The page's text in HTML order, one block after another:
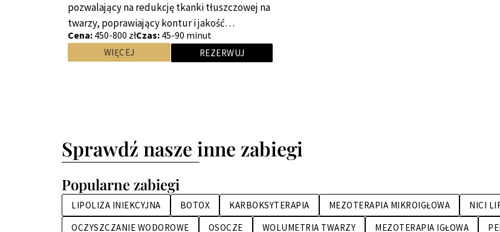
pozwalający na redukcję tkanki tłuszczowej na
twarzy, poprawiający kontur i jakość…
Cena: 450-800 złCzas: 45-90 minut
WIĘCEJ REZERWUJ
Sprawdź nasze inne zabiegi
Popularne zabiegi
LIPOLIZA INIEKCYJNA BOTOX KARBOKSYTERAPIA MEZOTERAPIA MIKROIGŁOWA
NICI
OCZYSZCZANIE WODOROWE
OSOCZE WOLUMETRIA TWARZY MEZOTERAPIA IGŁOWA